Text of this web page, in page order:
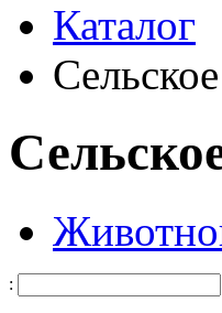
Каталог
: